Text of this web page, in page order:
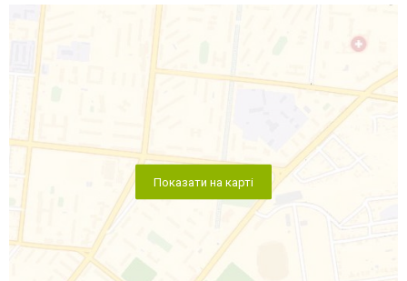
Показати на карті